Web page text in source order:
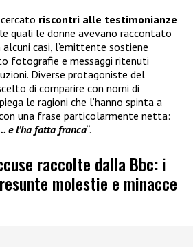
riscontri alle testimonianze
quali le donne avevano raccontato
alcuni casi, l’emittente sostiene
fotografie e messaggi ritenuti
Diverse protagoniste del
di comparire con nomi di
le ragioni che l’hanno spinta a
una frase particolarmente netta:
e l’ha fatta franca“.
raccolte dalla Bbc: i
molestie e minacce